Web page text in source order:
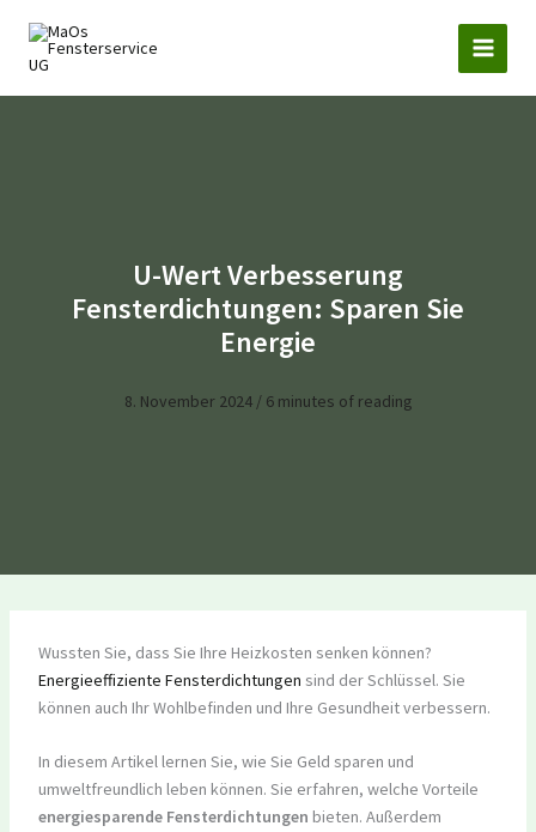
Inhalt
springen
U-Wert Verbesserung
Fensterdichtungen: Sparen Sie
Energie
8. November 2024 / 6 minutes of reading
Wussten Sie, dass Sie Ihre Heizkosten senken können?
Energieeffiziente Fensterdichtungen sind der Schlüssel. Sie
können auch Ihr Wohlbefinden und Ihre Gesundheit verbessern.
In diesem Artikel lernen Sie, wie Sie Geld sparen und
umweltfreundlich leben können. Sie erfahren, welche Vorteile
energiesparende Fensterdichtungen bieten. Außerdem